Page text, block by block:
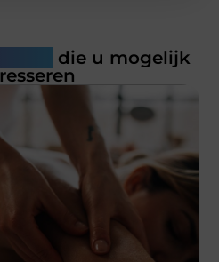
die u mogelijk